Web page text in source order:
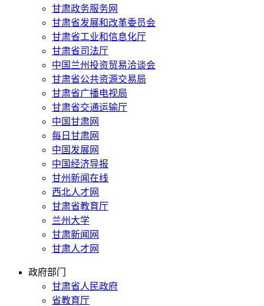
甘肃政务服务网
甘肃省发展和改革委员会
甘肃省工业和信息化厅
甘肃省司法厅
中国兰州投资贸易洽谈会
甘肃省公共资源交易局
甘肃省广播电视局
甘肃省交通运输厅
中国甘肃网
每日甘肃网
中国发展网
中国经济导报
甘州新闻在线
西北人才网
甘肃省教育厅
兰州大学
甘肃新闻网
甘肃人才网
政府部门
甘肃省人民政府
省教育厅